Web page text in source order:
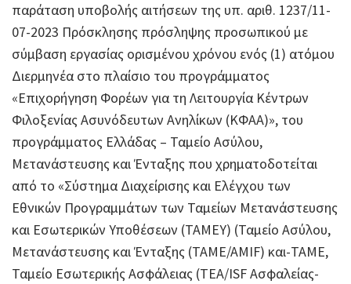
παράταση υποβολής αιτήσεων της υπ. αριθ. 1237/11-
07-2023 Πρόσκλησης πρόσληψης προσωπικού με
σύμβαση εργασίας ορισμένου χρόνου ενός (1) ατόμου
Διερμηνέα στο πλαίσιο του προγράμματος
«Επιχορήγηση Φορέων για τη Λειτουργία Κέντρων
Φιλοξενίας Ασυνόδευτων Ανηλίκων (ΚΦΑΑ)», του
προγράμματος Ελλάδας – Ταμείο Ασύλου,
Μετανάστευσης και Ένταξης που χρηματοδοτείται
από το «Σύστημα Διαχείρισης και Ελέγχου των
Εθνικών Προγραμμάτων των Ταμείων Μετανάστευσης
και Εσωτερικών Υποθέσεων (ΤΑΜΕΥ) (Ταμείο Ασύλου,
Μετανάστευσης και Ένταξης (TAME/AMIF) και-ΤΑΜΕ,
Ταμείο Εσωτερικής Ασφάλειας (TEA/ISF Ασφαλείας-